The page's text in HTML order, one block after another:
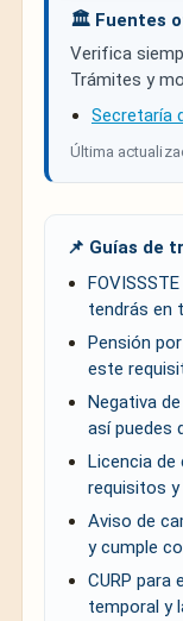
🏛️ Fuentes
Verifica
Trámites y
Secretaría
Última
📌 Guías de
tendrás en
Pensión
este
Negativa
así puedes
Licencia de
requisitos
Aviso de
y cumple
CURP
temporal y